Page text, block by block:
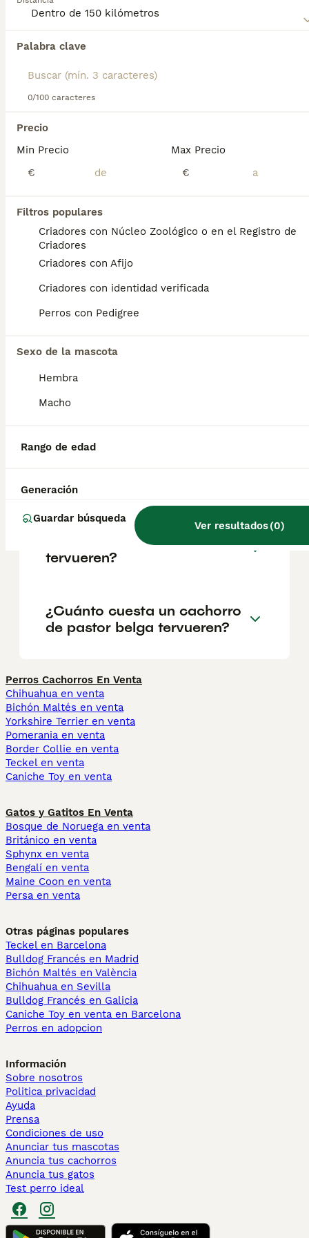
Palabra clave
0/100 caracteres
Precio
Min Precio
€
Max Precio
€
Filtros populares
Criadores con Núcleo Zoológico o en el Registro de
Criadores
Criadores con Afijo
Criadores con identidad verificada
Perros con Pedigree
Sexo de la mascota
Hembra
Macho
Rango de edad
Generación
Guardar búsqueda
Ver resultados(0)
Encontramos 0 Pastor Belga Tervueren Perros
Si deseas exactamente esta búsqueda guarda tu
búsqueda y espera el resultado perfecto:
Preguntas frecuentes
¿Cómo es el temperamento
del pastor belga tervueren?
Personalidad. El tervueren es un compañero
afectuoso y fiel que protegerá su hogar y su
familia. Como sucede con todas las razas
con tendencia protectora, no es aconsejable
situaciones inadecuadas.
¿Cuáles son los 3 tipos de
un buen perro de familia?
¿Qué es un pastor belga
tervueren?
¿Cuánto cuesta un cachorro
de pastor belga tervueren?
Perros Cachorros En Venta
Chihuahua en venta
Bichón Maltés en venta
Yorkshire Terrier en venta
Pomerania en venta
Border Collie en venta
Teckel en venta
Caniche Toy en venta
Gatos y Gatitos En Venta
Bosque de Noruega en venta
Británico en venta
Sphynx en venta
Bengalí en venta
Maine Coon en venta
Persa en venta
Otras páginas populares
Teckel en Barcelona
Bulldog Francés en Madrid
Bichón Maltés en València
Chihuahua en Sevilla
Bulldog Francés en Galicia
Caniche Toy en venta en Barcelona
Perros en adopcion
Información
Sobre nosotros
Politica privacidad
Ayuda
Prensa
Condiciones de uso
Anunciar tus mascotas
Anuncia tus cachorros
Anuncia tus gatos
Test perro ideal